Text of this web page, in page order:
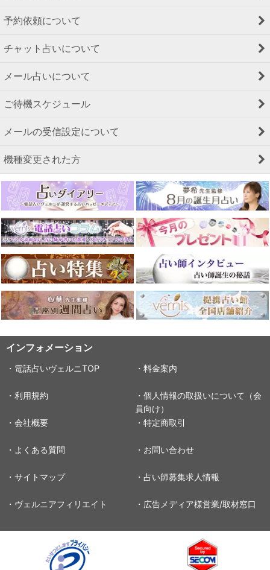
予約依頼について
チャット占いについて
メール占いについて
ご待機スケジュール
メールの受信設定について
機種変更された方
インフォメーション
・電話占いヴェルニTOP ・料金案内
・利用規約
・個人情報の取扱いについて（会
員向け）
・会社概要
・特定商取引
・よくある質問 ・お問い合わせ
・サイトマップ ・占い師募集求人情報
・ヴェルニアフィリエイト ・広告メディア様営業/取材窓口